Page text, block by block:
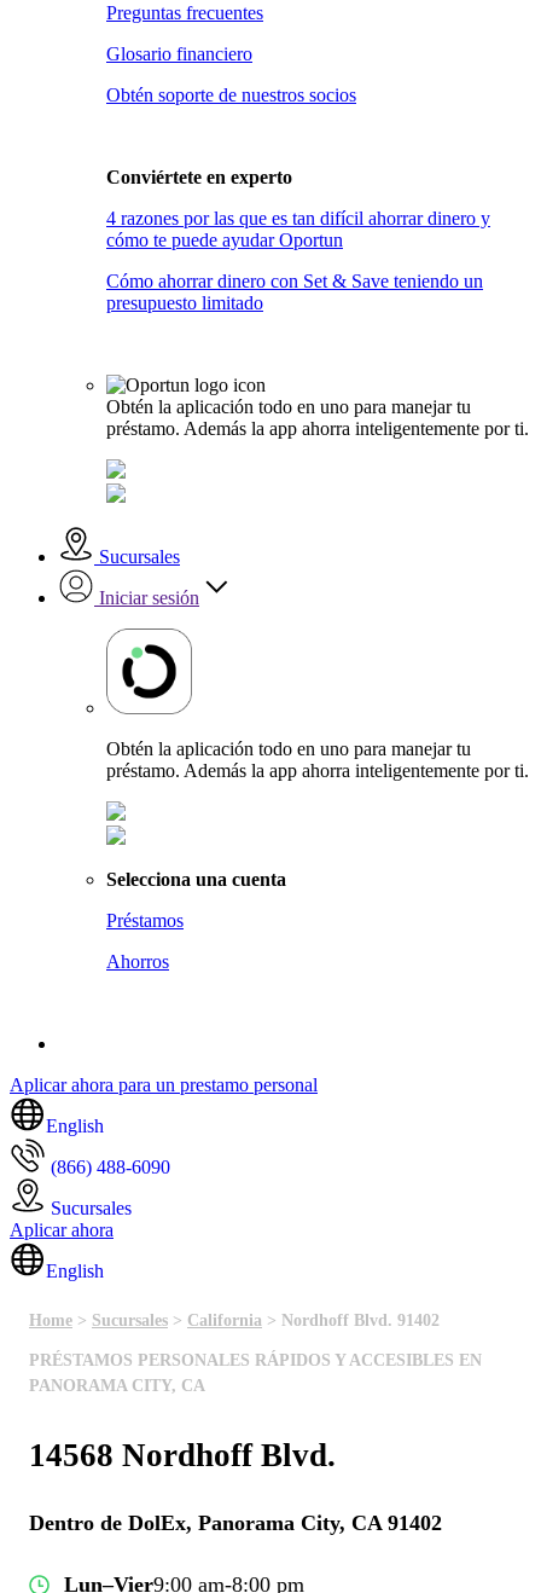
Preguntas frecuentes
Glosario financiero
Obtén soporte de nuestros socios
Conviértete en experto
4 razones por las que es tan difícil ahorrar dinero y
cómo te puede ayudar Oportun
Cómo ahorrar dinero con Set & Save teniendo un
presupuesto limitado
Obtén la aplicación todo en uno para manejar tu
préstamo. Además la app ahorra inteligentemente por ti.
Sucursales
Iniciar sesión
Obtén la aplicación todo en uno para manejar tu
préstamo. Además la app ahorra inteligentemente por ti.
Selecciona una cuenta
Préstamos
Ahorros
Aplicar ahora para un prestamo personal
English
(866) 488-6090
Sucursales
Aplicar ahora
English
Home > Sucursales > California > Nordhoff Blvd. 91402
PRÉSTAMOS PERSONALES RÁPIDOS Y ACCESIBLES EN
PANORAMA CITY, CA
14568 Nordhoff Blvd.
Dentro de DolEx, Panorama City, CA 91402
Lun–Vier9:00 am-8:00 pm